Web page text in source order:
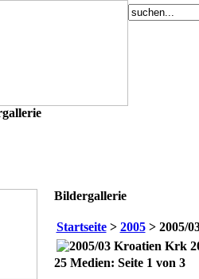
Bildergallerie
Startseite> 2005> 2005/
25 Medien: Seite 1 von 3